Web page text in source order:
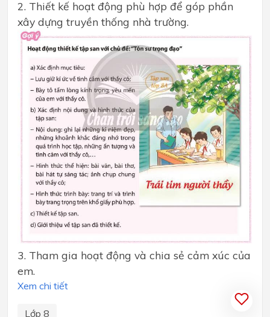
2. Thiết kế hoạt động phù hợp để góp phần
xây dựng truyền thống nhà trường.
3. Tham gia hoạt động và chia sẻ cảm xúc của
em.
Xem chi tiết
Lớp 8